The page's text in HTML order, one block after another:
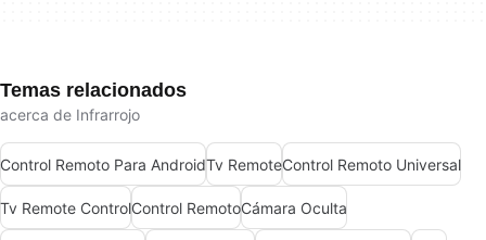
Temas relacionados
acerca de Infrarrojo
Control Remoto Para AndroidTv RemoteControl Remoto Universal
Tv Remote ControlControl RemotoCámara Oculta